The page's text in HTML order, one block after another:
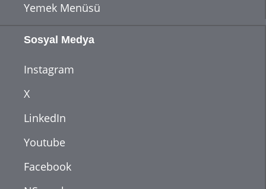
Yemek Menüsü
Sosyal Medya
Instagram
X
LinkedIn
Youtube
Facebook